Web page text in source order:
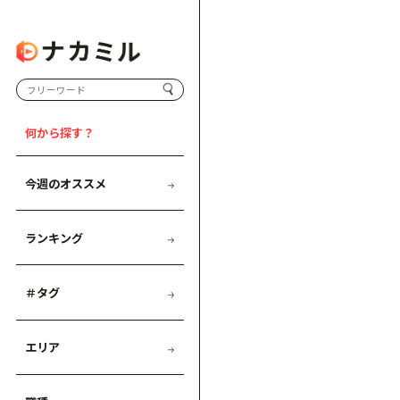
何から探す？
今週のオススメ
ランキング
＃タグ
エリア